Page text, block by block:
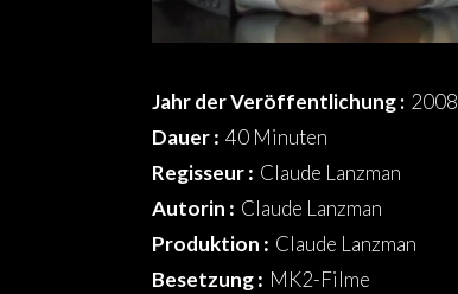
Jahr der Veröffentlichung : 2008
Dauer: 40 Minuten
Regisseur: Claude Lanzman
Autorin : Claude Lanzman
Produktion : Claude Lanzman
Besetzung: MK2-Filme